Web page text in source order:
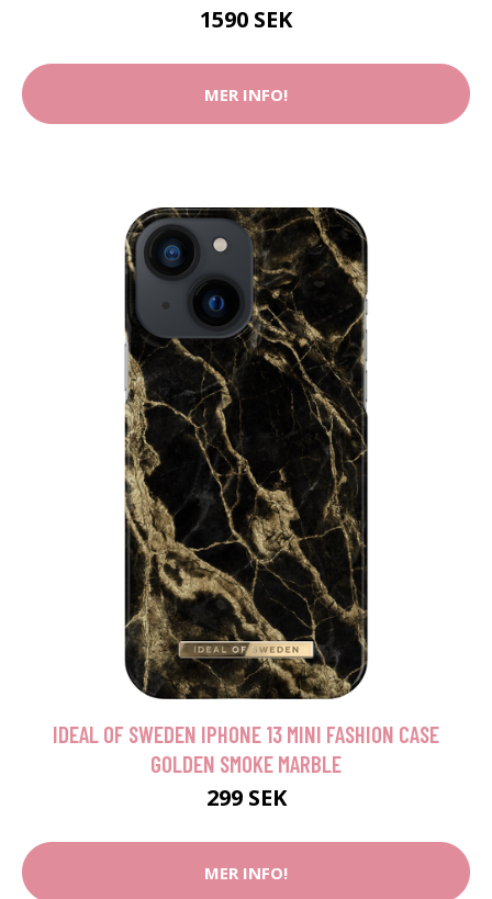
1590 SEK
MER INFO!
IDEAL OF SWEDEN IPHONE 13 MINI FASHION CASE
GOLDEN SMOKE MARBLE
299 SEK
MER INFO!